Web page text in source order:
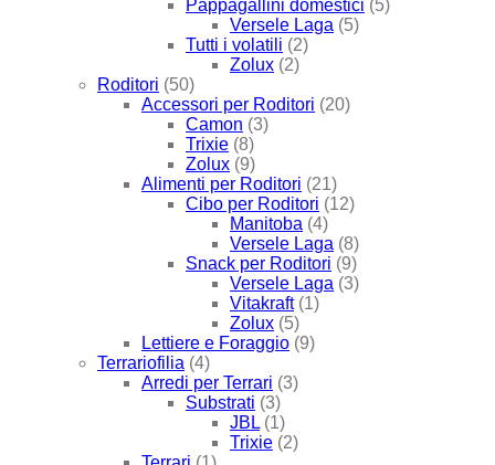
Pappagallini domestici (5)
Versele Laga (5)
Tutti i volatili (2)
Zolux (2)
Roditori (50)
Accessori per Roditori (20)
Camon (3)
Trixie (8)
Zolux (9)
Alimenti per Roditori (21)
Cibo per Roditori (12)
Manitoba (4)
Versele Laga (8)
Snack per Roditori (9)
Versele Laga (3)
Vitakraft (1)
Zolux (5)
Lettiere e Foraggio (9)
Terrariofilia (4)
Arredi per Terrari (3)
Substrati (3)
JBL (1)
Trixie (2)